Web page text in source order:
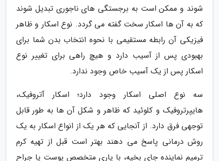
شوند و ممکن است به برجستگی های ناجوری تبدیل شوند
که به آن ها اسکار سخت گفته می گردد. نوع اسکار و ظاهر
فیزیکی آن رابطه مستقیمی با نحوه انتخاب بدن شما برای
بهبودی پس از آسیب دارد و هیچ راهی برای تغییر نوع
اسکار پس از یک آسیب خاص وجود ندارد.
سه نوع اصلی اسکار وجود دارد؛ اسکار آتروفیک،
هایپرتروفیک و کلوئید که ظاهر و شکل آن ها به طور قابل
توجهی فرق دارد. از آنجایی که هر یک از انواع اسکار به یک
روش درمانی پاسخ می دهند بهتر است قبل از تهیه کرم
ترمیم نماینده جای بخیه، با یاری متخصص پوست یا جراح